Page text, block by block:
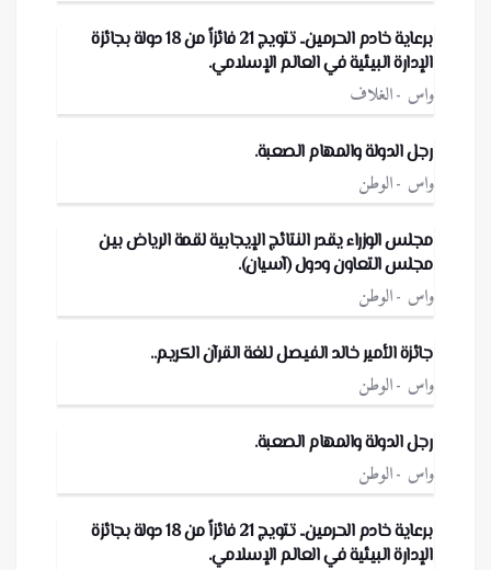
برعاية خادم الحرمين.. تتويج 21 فائزاً من 18 دولة بجائزة
الإدارة البيئية في العالم الإسلامي.
واس الغلاف
رجل الدولة والمهام الصعبة.
واس الوطن
مجلس الوزراء يقدر النتائج الإيجابية لقمة الرياض بين
مجلس التعاون ودول (آسيان).
واس الوطن
جائزة الأمير خالد الفيصل للغة القرآن الكريم..
واس الوطن
رجل الدولة والمهام الصعبة.
واس الوطن
برعاية خادم الحرمين.. تتويج 21 فائزاً من 18 دولة بجائزة
الإدارة البيئية في العالم الإسلامي.